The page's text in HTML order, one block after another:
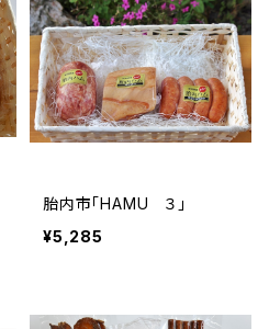
胎内市「HAMU ３」
¥5,285